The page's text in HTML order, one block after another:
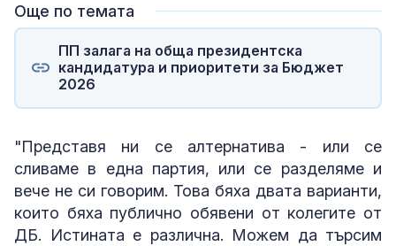
Още по темата
ПП залага на обща президентска
кандидатура и приоритети за Бюджет
2026
"Представя ни се алтернатива - или се
сливаме в една партия, или се разделяме и
вече не си говорим. Това бяха двата варианти,
които бяха публично обявени от колегите от
ДБ. Истината е различна. Можем да търсим